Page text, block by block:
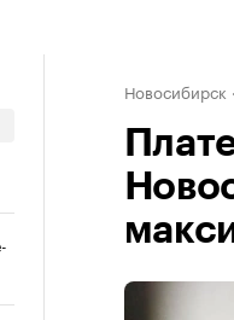
Новосибирск